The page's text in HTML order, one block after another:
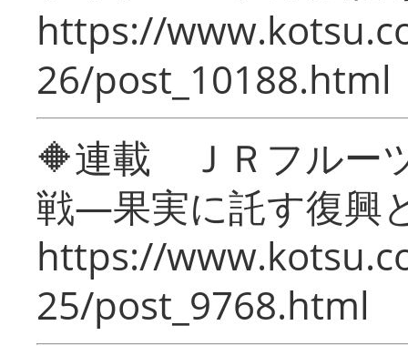
https://
26/post_10188.html
🔶連載 ＪＲフルー
戦―果実に託す復興
https://
25/post_9768.html